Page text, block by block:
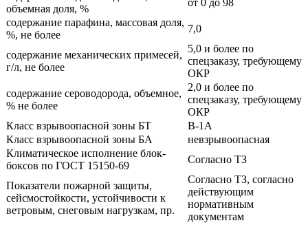
объемная доля, %
от 0 до 98
содержание парафина, массовая доля,
%, не более
7,0
содержание механических примесей,
г/л, не более
5,0 и более по
спецзаказу, требующему
ОКР
содержание сероводорода, объемное,
% не более
2,0 и более по
спецзаказу, требующему
ОКР
Класс взрывоопасной зоны БТ
В-1А
Класс взрывоопасной зоны БА
невзрывоопасная
Климатическое исполнение блок-
боксов по ГОСТ 15150-69
Согласно ТЗ
Показатели пожарной защиты,
сейсмостойкости, устойчивости к
ветровым, снеговым нагрузкам, пр.
Согласно ТЗ, согласно
действующим
нормативным
документам